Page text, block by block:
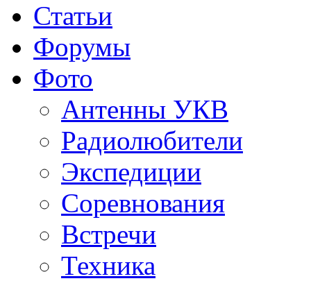
Статьи
Форумы
Фото
Антенны УКВ
Радиолюбители
Экспедиции
Соревнования
Встречи
Техника